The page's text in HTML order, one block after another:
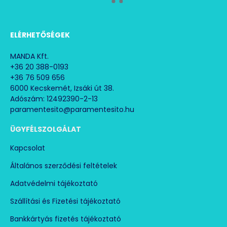
Strapabíró PSC-Motor
Egymásra építhető kialakítás
Áramszünet esetén újraindul onnan, ahol abbamaradt a
működés
Fogantyújával és kis súlyával könnyen hordozható
Kb. fele olyan súlyú, mint egy fémházas készülék
Nem kell beszerelni, azonnal használható
Csendes - a nagy légszállításhoz képest
TOVÁBBI ELŐNYÖK:
ELÉRHETŐSÉGEK
MANDA Kft.
+36 20 388-0193
+36 76 509 656
6000 Kecskemét, Izsáki út 38.
Adószám: 12492390-2-13
paramentesito@paramentesito.hu
ÜGYFÉLSZOLGÁLAT
Kapcsolat
Általános szerződési feltételek
Adatvédelmi tájékoztató
Szállítási és Fizetési tájékoztató
Bankkártyás fizetés tájékoztató